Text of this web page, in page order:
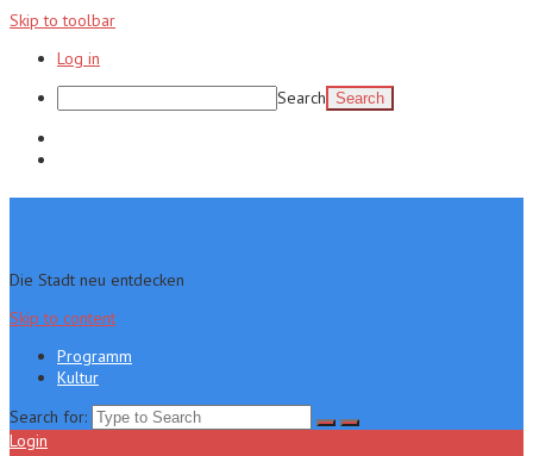
Skip to toolbar
Log in
Search
Die Stadt neu entdecken
Skip to content
Programm
Kultur
Search for:
Login